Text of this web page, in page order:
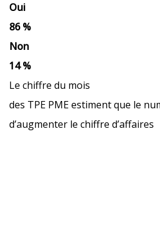
Oui
86 %
Non
14 %
Le chiffre du mois
des TPE PME estiment que le
d’augmenter le chiffre d’affaires